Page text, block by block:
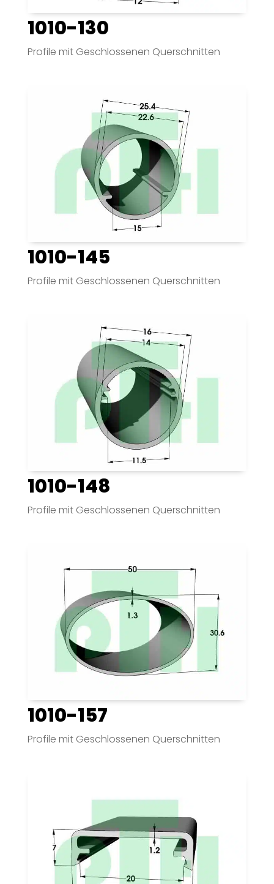
1010-130
Profile mit Geschlossenen Querschnitten
1010-145
Profile mit Geschlossenen Querschnitten
1010-148
Profile mit Geschlossenen Querschnitten
1010-157
Profile mit Geschlossenen Querschnitten